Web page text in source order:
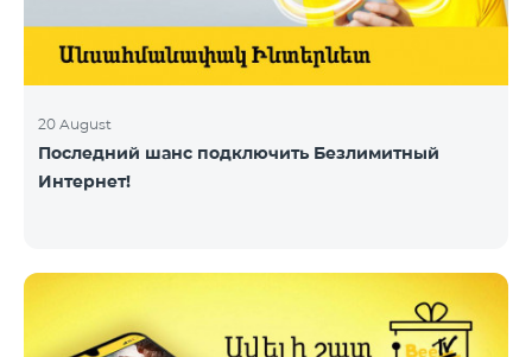
20 August
Последний шанс подключить Безлимитный
Интернет!